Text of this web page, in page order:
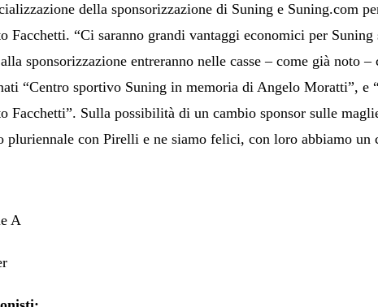
della sponsorizzazione di Suning e Suning.com
Facchetti. “Ci saranno grandi vantaggi economici per
sponsorizzazione entreranno nelle casse – come già
“Centro sportivo Suning in memoria di Angelo Moratti”, e
Facchetti”. Sulla possibilità di un cambio sponsor sulle
pluriennale con Pirelli e ne siamo felici, con loro abbiamo
A